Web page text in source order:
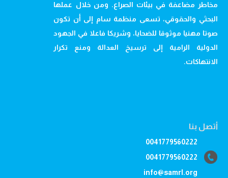
مخاطر مضاعفة في بيئات الصراع. ومن خلال عملها
البحثي والحقوقي، تسعى منظمة سام إلى أن تكون
صوتا مهنيا موثوقا للضحايا، وشريكا فاعلا في الجهود
الدولية الرامية إلى ترسيخ العدالة ومنع تكرار
الانتهاكات.
أتصل بنا
0041779560222
0041779560222
info@samrl.org